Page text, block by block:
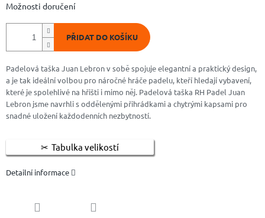
Možnosti doručení
PŘIDAT DO KOŠÍKU
Padelová taška Juan Lebron v sobě spojuje elegantní a praktický design,
a je tak ideální volbou pro náročné hráče padelu, kteří hledají vybavení,
které je spolehlivé na hřišti i mimo něj. Padelová taška RH Padel Juan
Lebron jsme navrhli s oddělenými přihrádkami a chytrými kapsami pro
snadné uložení každodenních nezbytností.
Tabulka velikostí
Detailní informace